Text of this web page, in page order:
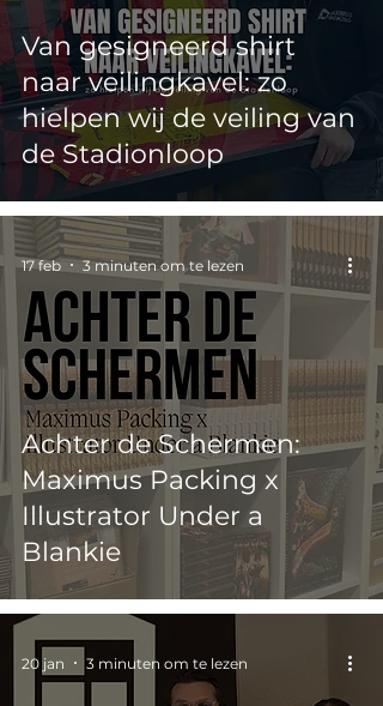
Van gesigneerd shirt
naar veilingkavel: zo
hielpen wij de veiling van
de Stadionloop
Achter de Schermen:
Maximus Packing x
Illustrator Under a
Blankie
17 feb 3 minuten om te lezen
20 jan 3 minuten om te lezen